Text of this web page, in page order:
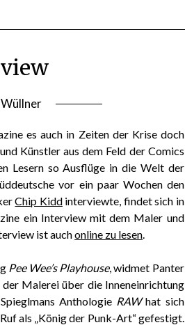
es auch in Zeiten der Krise doch
Künstler aus dem Feld der Comics
Lesern so Ausflüge in die Welt der
vor ein paar Wochen den
Chip Kiddinterviewte, findet sich in
ein Interview mit dem Maler und
ist auchonline zu lesen
Pee Wee’s Playhouse, widmet Panter
Malerei über die Inneneinrichtung
Anthologie RAWhat sich
als „König der Punk-Art“ gefestigt.